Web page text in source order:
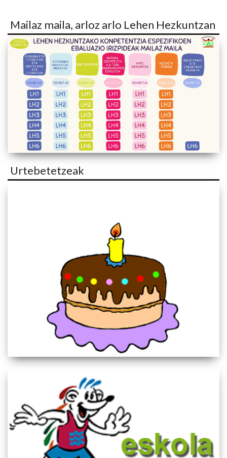
Mailaz maila, arloz arlo Lehen Hezkuntzan
Urtebetetzeak